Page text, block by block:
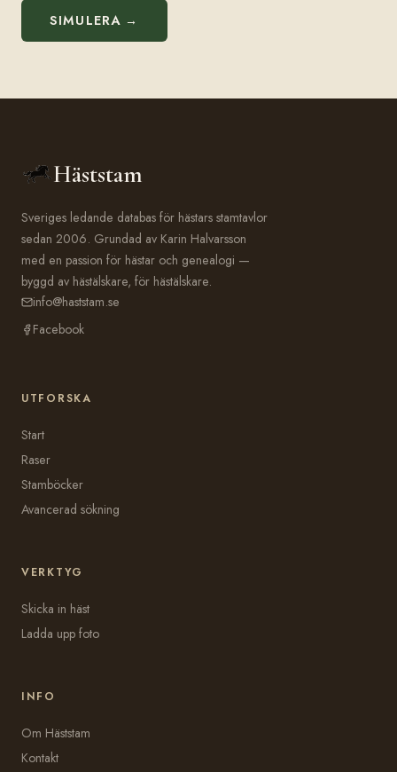
SIMULERA →
Häststam
Sveriges ledande databas för hästars stamtavlor
sedan 2006. Grundad av Karin Halvarsson
med en passion för hästar och genealogi —
byggd av hästälskare, för hästälskare.
info@haststam.se
Facebook
UTFORSKA
Start
Raser
Stamböcker
Avancerad sökning
VERKTYG
Skicka in häst
Ladda upp foto
INFO
Om Häststam
Kontakt